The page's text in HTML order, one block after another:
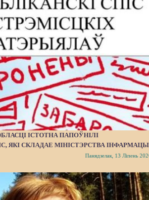
ІСТОТНА ПАПОЎНІЛІ
ЯКІ СКЛАДАЕ МІНІСТЭРСТВА
Панядзелак, 13 Ліпень